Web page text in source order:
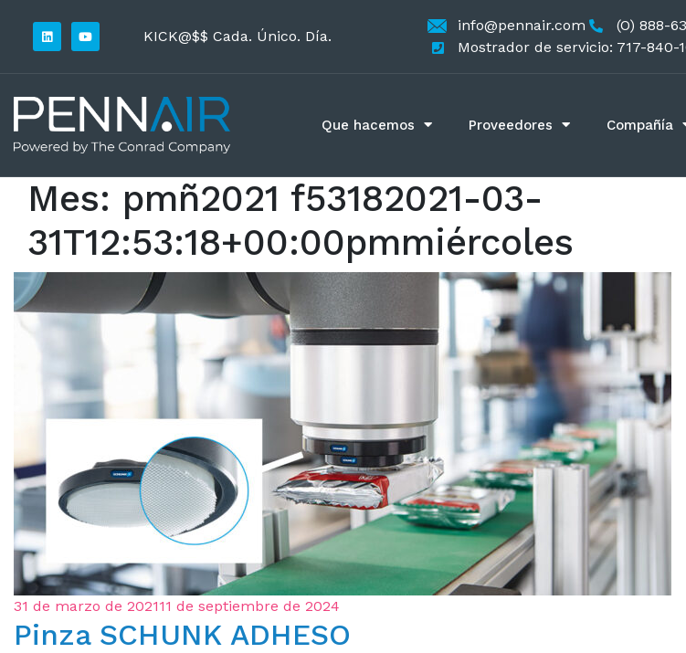
KICK@$$ Cada. Único. Día.
info@pennair.com
(O) 888-
Mostrador de servicio: 717-840-
Que hacemos Proveedores Compañía
Mes: pmñ2021 f53182021-03-
31T12:53:18+00:00pmmiércoles
31 de marzo de 202111 de septiembre de 2024
Pinza SCHUNK ADHESO